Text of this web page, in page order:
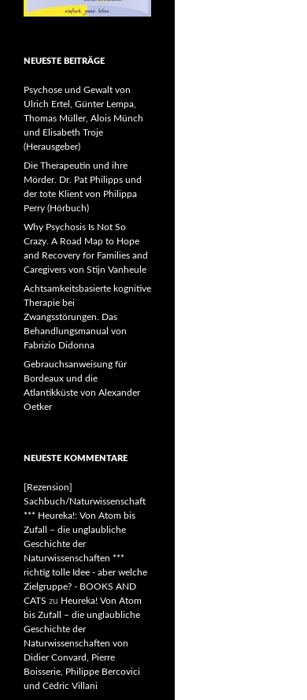
NEUESTE BEITRÄGE
Psychose und Gewalt von
Ulrich Ertel, Günter Lempa,
Thomas Müller, Alois Münch
und Elisabeth Troje
(Herausgeber)
Die Therapeutin und ihre
Mörder. Dr. Pat Philipps und
der tote Klient von Philippa
Perry (Hörbuch)
Why Psychosis Is Not So
Crazy. A Road Map to Hope
and Recovery for Families and
Caregivers von Stijn Vanheule
Achtsamkeitsbasierte kognitive
Therapie bei
Zwangsstörungen. Das
Behandlungsmanual von
Fabrizio Didonna
Gebrauchsanweisung für
Bordeaux und die
Atlantikküste von Alexander
Oetker
NEUESTE KOMMENTARE
[Rezension]
Sachbuch/Naturwissenschaft
*** Heureka!: Von Atom bis
Zufall – die unglaubliche
Geschichte der
Naturwissenschaften ***
richtig tolle Idee - aber welche
Zielgruppe? - BOOKS AND
CATS zu Heureka! Von Atom
bis Zufall – die unglaubliche
Geschichte der
Naturwissenschaften von
Didier Convard, Pierre
Boisserie, Philippe Bercovici
und Cédric Villani